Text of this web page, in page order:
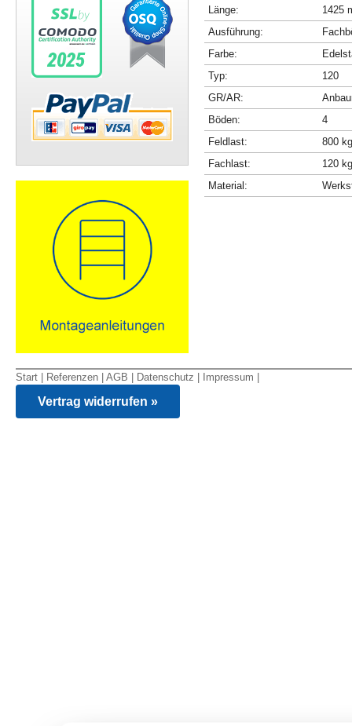
Länge:
1425
Ausführung:
Farbe:
Typ:
120
GR/AR:
Böden:
4
Feldlast:
800 kg
Fachlast:
120 kg
Material:
Start Referenzen AGB Datenschutz Impressum
Vertrag widerrufen »